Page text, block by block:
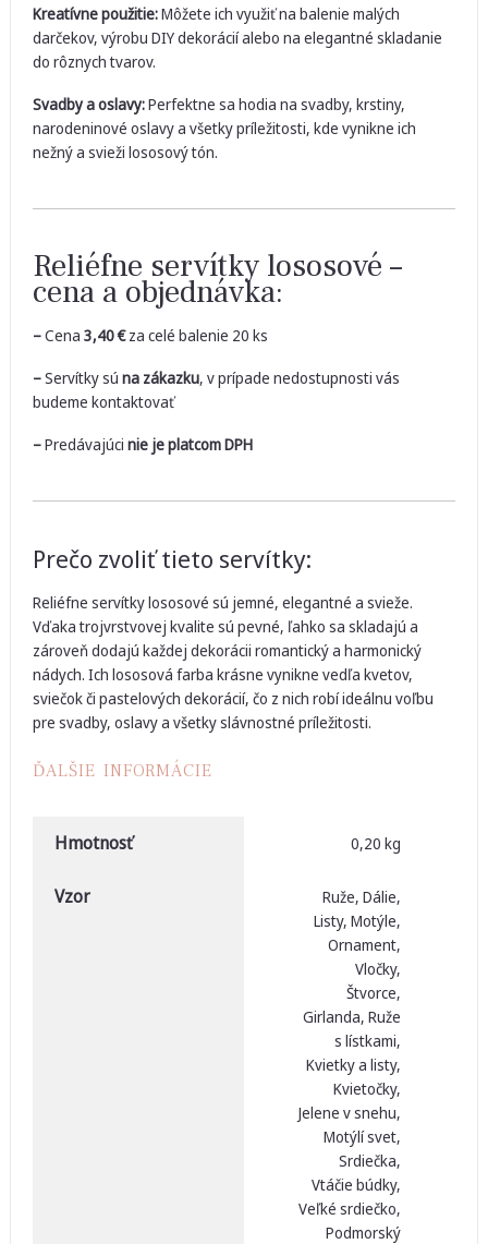
Kreatívne použitie:Môžete ich využiť na balenie malých
darčekov, výrobu DIY dekorácií alebo na elegantné skladanie
do rôznych tvarov.
Svadby a oslavy:Perfektne sa hodia na svadby, krstiny,
narodeninové oslavy a všetky príležitosti, kde vynikne ich
nežný a svieži lososový tón.
Reliéfne servítky lososové –
cena a objednávka:
–Cena 3,40€za celé balenie 20 ks
–Servítky sú na zákazku, v prípade nedostupnosti vás
budeme kontaktovať
–Predávajúci nie je platcom DPH
Prečo zvoliť tieto servítky:
Reliéfne servítky lososové sú jemné, elegantné a svieže.
Vďaka trojvrstvovej kvalite sú pevné, ľahko sa skladajú a
zároveň dodajú každej dekorácii romantický a harmonický
nádych. Ich lososová farba krásne vynikne vedľa kvetov,
sviečok či pastelových dekorácií, čo z nich robí ideálnu voľbu
pre svadby, oslavy a všetky slávnostné príležitosti.
ĎALŠIE INFORMÁCIE
Hmotnosť 0,20 kg
Vzor
Ruže, Dálie,
Listy, Motýle,
Ornament,
Vločky,
Štvorce,
Girlanda, Ruže
s lístkami,
Kvietky a listy,
Kvietočky,
Jelene v snehu,
Motýlí svet,
Srdiečka,
Vtáčie búdky,
Veľké srdiečko,
Podmorský